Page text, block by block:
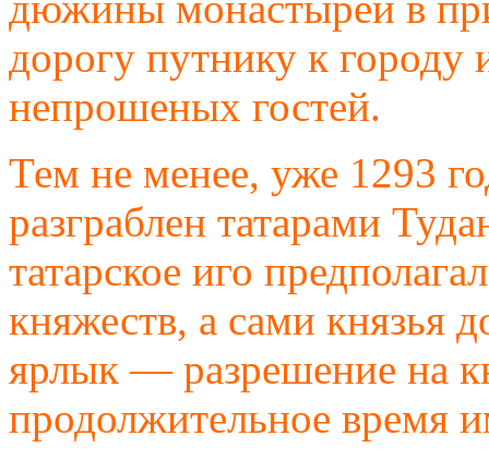
дорогу путнику к городу
непрошеных гостей.
Тем не менее, уже 1293
разграблен татарами
татарское иго
княжеств, а сами князья
ярлык — разрешение на
продолжительное время